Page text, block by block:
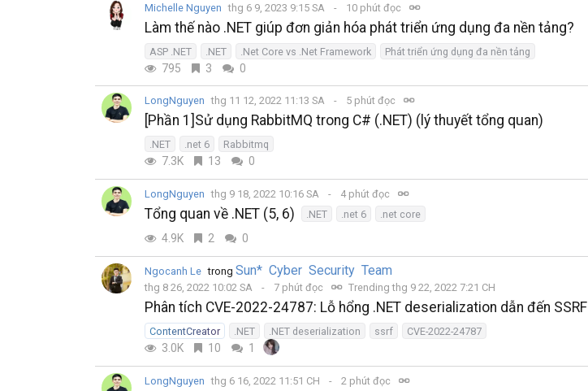
Michelle Nguyen thg 6 9, 2023 9:15 SA 10 phút đọc
Làm thế nào .NET giúp đơn giản hóa phát triển ứng dụng đa nền tảng?
ASP .NET .NET .Net Core vs .Net Framework Phát triển ứng dụng đa nền tảng
795 3 0
LongNguyen thg 11 12, 2022 11:13 SA 5 phút đọc
[Phần 1]Sử dụng RabbitMQ trong C# (.NET) (lý thuyết tổng quan)
.NET .net 6 Rabbitmq
7.3K 13 0
LongNguyen thg 9 18, 2022 10:16 SA 4 phút đọc
Tổng quan về .NET (5, 6) .NET .net 6 .net core
4.9K 2 0
Ngocanh Le trong Sun* Cyber Security Team
thg 8 26, 2022 10:02 SA 7 phút đọc Trending thg 9 22, 2022 7:21 CH
Phân tích CVE-2022-24787: Lỗ hổng .NET deserialization dẫn đến SSRF
ContentCreator .NET .NET deserialization ssrf CVE-2022-24787
3.0K 10 1
LongNguyen thg 6 16, 2022 11:51 CH 2 phút đọc